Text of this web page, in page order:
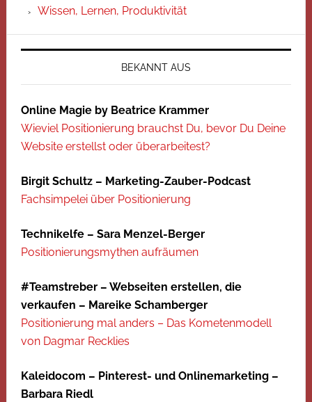
Wissen, Lernen, Produktivität
BEKANNT AUS
Online Magie by Beatrice Krammer
Wieviel Positionierung brauchst Du, bevor Du Deine
Website erstellst oder überarbeitest?
Birgit Schultz – Marketing-Zauber-Podcast
Fachsimpelei über Positionierung
Technikelfe – Sara Menzel-Berger
Positionierungsmythen aufräumen
#Teamstreber – Webseiten erstellen, die
verkaufen – Mareike Schamberger
Positionierung mal anders – Das Kometenmodell
von Dagmar Recklies
Kaleidocom – Pinterest- und Onlinemarketing –
Barbara Riedl